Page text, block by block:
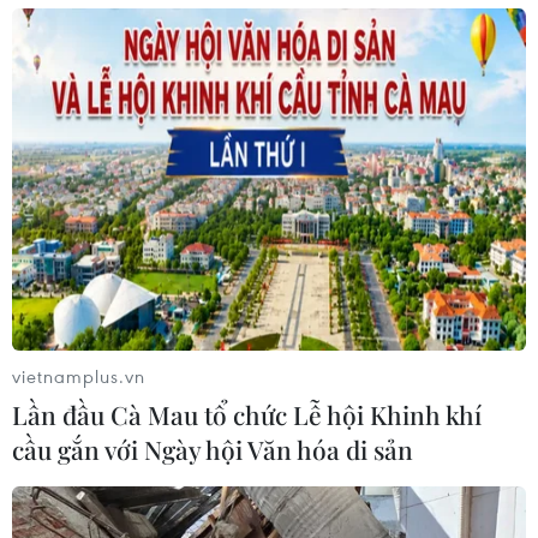
Dịch COVID-19: Quan ngại làn sóng lây
nhiễm mới tại Australia
25/07/2021 05:00
Quan ngại về làn sóng lây nhiễm dịch bệnh mới đang
ngày một gia tăng tại bang New South Wales sau khi
hàng nghìn người tham gia phản đối kế hoạch phong
tỏa của chính quyền.
vietnamplus.vn
Lần đầu Cà Mau tổ chức Lễ hội Khinh khí
cầu gắn với Ngày hội Văn hóa di sản